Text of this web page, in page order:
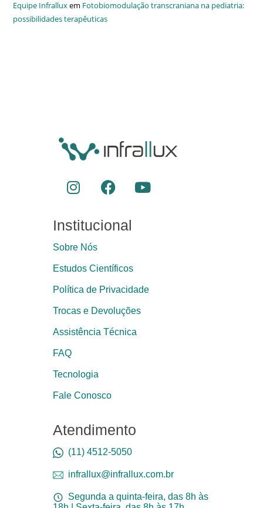
Equipe Infralluxem Fotobiomodulação transcraniana na pediatria:
possibilidades terapêuticas
Institucional
Sobre Nós
Estudos Científicos
Política de Privacidade
Trocas e Devoluções
Assistência Técnica
FAQ
Tecnologia
Fale Conosco
Atendimento
(11) 4512-5050
infrallux@infrallux.com.br
Segunda a quinta-feira, das 8h às